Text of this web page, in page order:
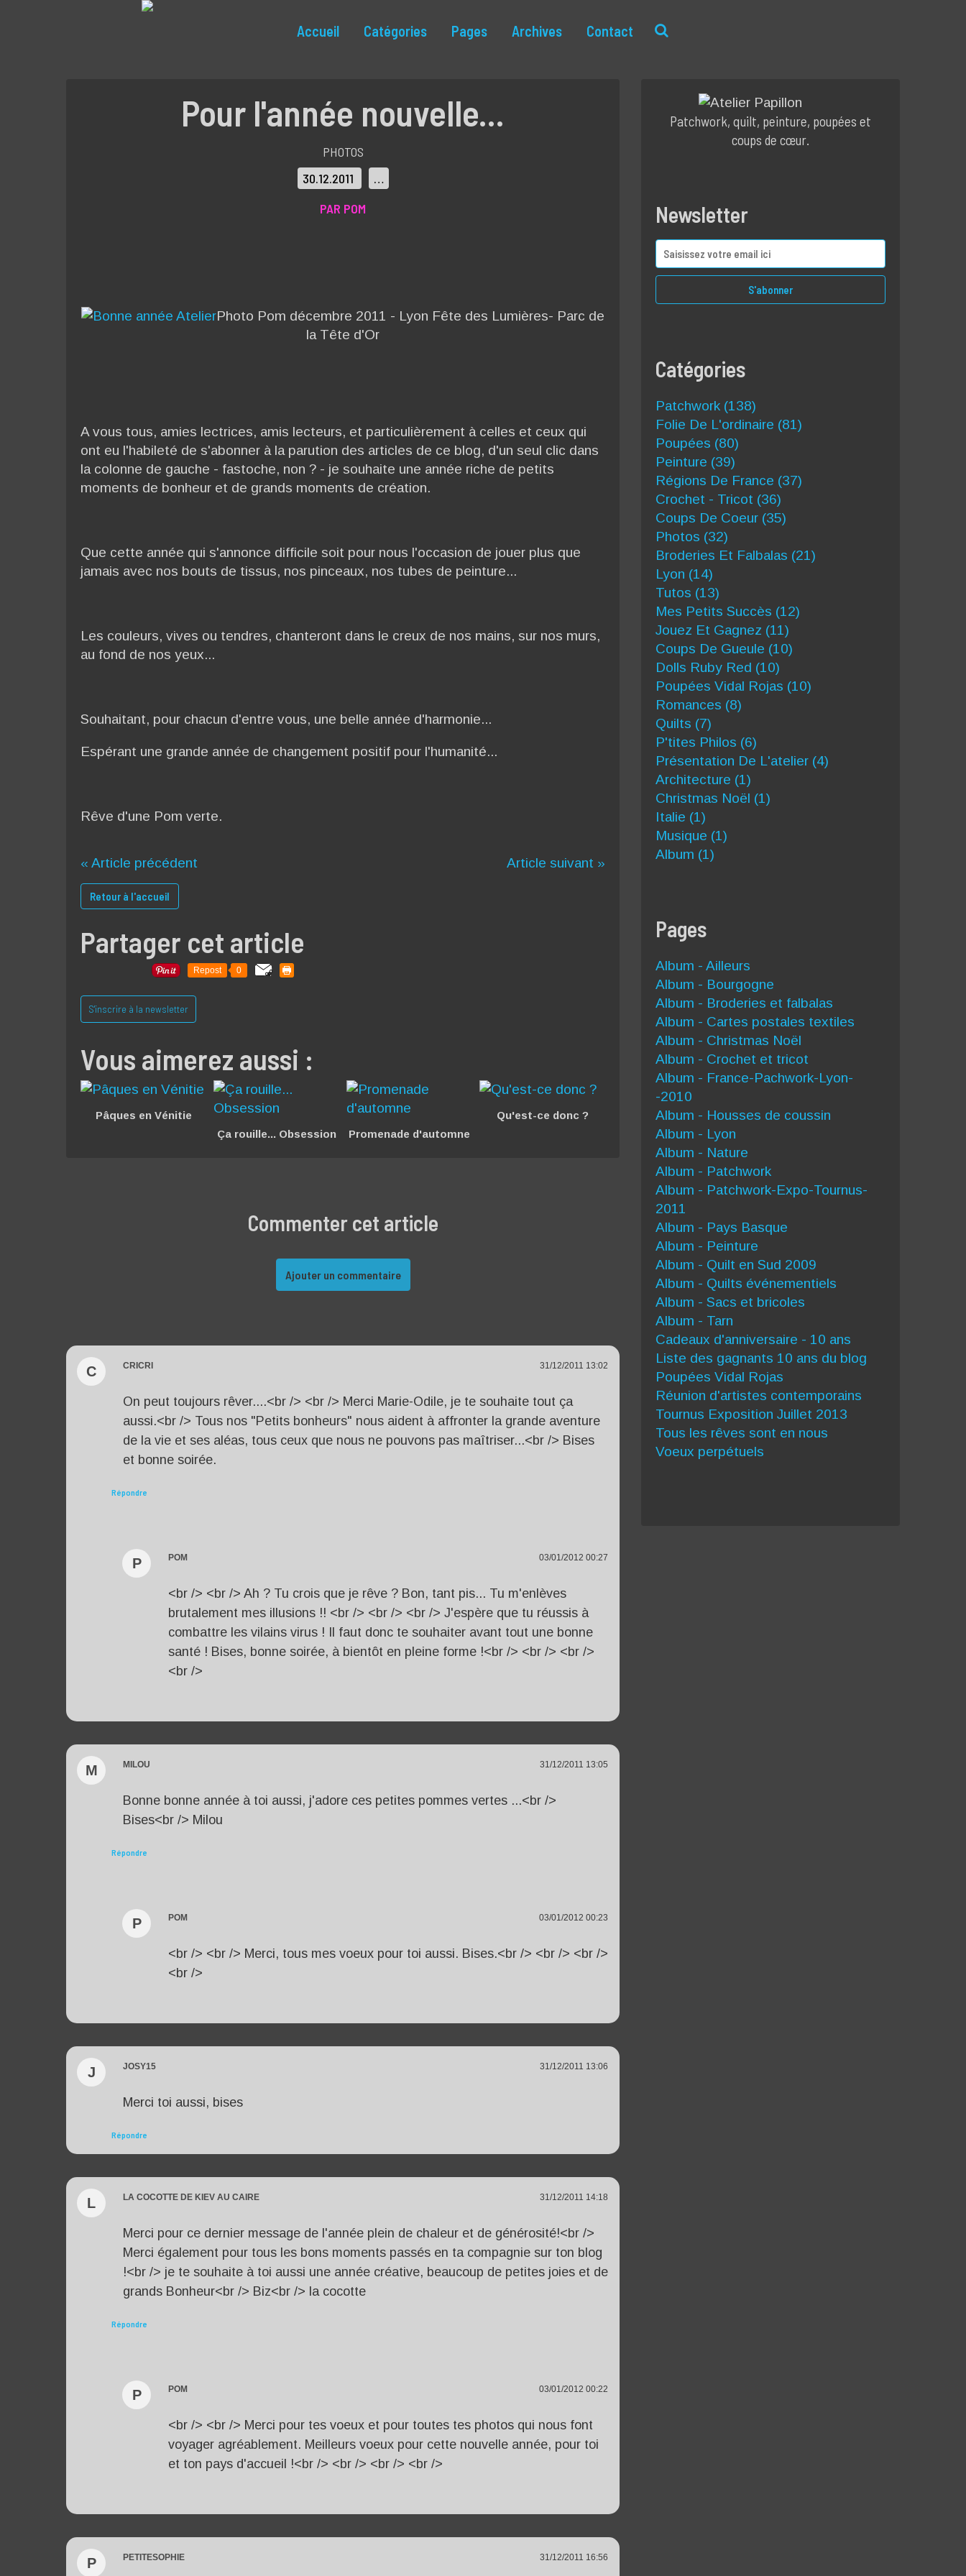
Accueil Catégories Pages Archives Contact
Pour l'année nouvelle...
PHOTOS
30.12.2011
…
PAR POM
Photo Pom décembre 2011 - Lyon Fête des Lumières- Parc de
la Tête d'Or
A vous tous, amies lectrices, amis lecteurs, et particulièrement à celles et ceux qui
ont eu l'habileté de s'abonner à la parution des articles de ce blog, d'un seul clic dans
la colonne de gauche - fastoche, non ? - je souhaite une année riche de petits
moments de bonheur et de grands moments de création.
Que cette année qui s'annonce difficile soit pour nous l'occasion de jouer plus que
jamais avec nos bouts de tissus, nos pinceaux, nos tubes de peinture...
Les couleurs, vives ou tendres, chanteront dans le creux de nos mains, sur nos murs,
au fond de nos yeux...
Souhaitant, pour chacun d'entre vous, une belle année d'harmonie...
Espérant une grande année de changement positif pour l'humanité...
Rêve d'une Pom verte.
« Article précédent Article suivant »
Retour à l'accueil
Partager cet article
Repost 0
S'inscrire à la newsletter
Vous aimerez aussi :
Pâques en Vénitie
Ça rouille... Obsession
Promenade d'automne
Qu'est-ce donc ?
Commenter cet article
Ajouter un commentaire
P PETITESOPHIE 31/12/2011 16:56
L LA COCOTTE DE KIEV AU CAIRE 31/12/2011 14:18
Merci pour ce dernier message de l'année plein de chaleur et de générosité!<br />
Merci également pour tous les bons moments passés en ta compagnie sur ton blog
!<br /> je te souhaite à toi aussi une année créative, beaucoup de petites joies et de
grands Bonheur<br /> Biz<br /> la cocotte
Répondre
P POM 03/01/2012 00:22
<br /> <br /> Merci pour tes voeux et pour toutes tes photos qui nous font
voyager agréablement. Meilleurs voeux pour cette nouvelle année, pour toi
et ton pays d'accueil !<br /> <br /> <br /> <br />
J JOSY15 31/12/2011 13:06
Merci toi aussi, bises
Répondre
M MILOU 31/12/2011 13:05
Bonne bonne année à toi aussi, j'adore ces petites pommes vertes ...<br />
Bises<br /> Milou
Répondre
P POM 03/01/2012 00:23
<br /> <br /> Merci, tous mes voeux pour toi aussi. Bises.<br /> <br /> <br />
<br />
C CRICRI 31/12/2011 13:02
On peut toujours rêver....<br /> <br /> Merci Marie-Odile, je te souhaite tout ça
aussi.<br /> Tous nos "Petits bonheurs" nous aident à affronter la grande aventure
de la vie et ses aléas, tous ceux que nous ne pouvons pas maîtriser...<br /> Bises
et bonne soirée.
Répondre
P POM 03/01/2012 00:27
<br /> <br /> Ah ? Tu crois que je rêve ? Bon, tant pis... Tu m'enlèves
brutalement mes illusions !! <br /> <br /> <br /> J'espère que tu réussis à
combattre les vilains virus ! Il faut donc te souhaiter avant tout une bonne
santé ! Bises, bonne soirée, à bientôt en pleine forme !<br /> <br /> <br />
<br />
Newsletter
Catégories
Patchwork (138)
Folie De L'ordinaire (81)
Poupées (80)
Peinture (39)
Régions De France (37)
Crochet - Tricot (36)
Coups De Coeur (35)
Photos (32)
Broderies Et Falbalas (21)
Lyon (14)
Tutos (13)
Mes Petits Succès (12)
Jouez Et Gagnez (11)
Coups De Gueule (10)
Dolls Ruby Red (10)
Poupées Vidal Rojas (10)
Romances (8)
Quilts (7)
P'tites Philos (6)
Présentation De L'atelier (4)
Architecture (1)
Christmas Noël (1)
Italie (1)
Musique (1)
Album (1)
Pages
Album - Ailleurs
Album - Bourgogne
Album - Broderies et falbalas
Album - Cartes postales textiles
Album - Christmas Noël
Album - Crochet et tricot
Album - France-Pachwork-Lyon-
-2010
Album - Housses de coussin
Album - Lyon
Album - Nature
Album - Patchwork
Album - Patchwork-Expo-Tournus-
2011
Album - Pays Basque
Album - Peinture
Album - Quilt en Sud 2009
Album - Quilts événementiels
Album - Sacs et bricoles
Album - Tarn
Cadeaux d'anniversaire - 10 ans
Liste des gagnants 10 ans du blog
Poupées Vidal Rojas
Réunion d'artistes contemporains
Tournus Exposition Juillet 2013
Tous les rêves sont en nous
Voeux perpétuels
Patchwork, quilt, peinture, poupées et
coups de cœur.